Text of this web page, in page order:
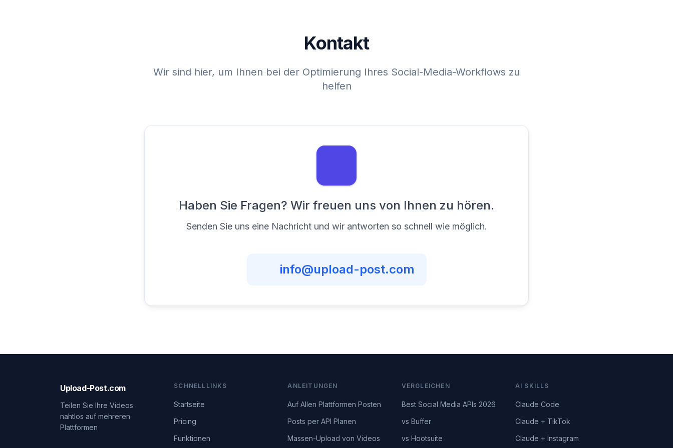
Kontakt
Wir sind hier, um Ihnen bei der Optimierung Ihres Social-Media-Workflows zu
helfen
Haben Sie Fragen? Wir freuen uns von Ihnen zu hören.
Senden Sie uns eine Nachricht und wir antworten so schnell wie möglich.
info@upload-post.com
Upload-Post.com
Teilen Sie Ihre Videos
nahtlos auf mehreren
Plattformen
SCHNELLLINKS
Startseite
Pricing
Funktionen
ANLEITUNGEN
Auf Allen Plattformen Posten
Posts per API Planen
Massen-Upload von Videos
VERGLEICHEN
Best Social Media APIs 2026
vs Buffer
vs Hootsuite
AI SKILLS
Claude Code
Claude + TikTok
Claude + Instagram